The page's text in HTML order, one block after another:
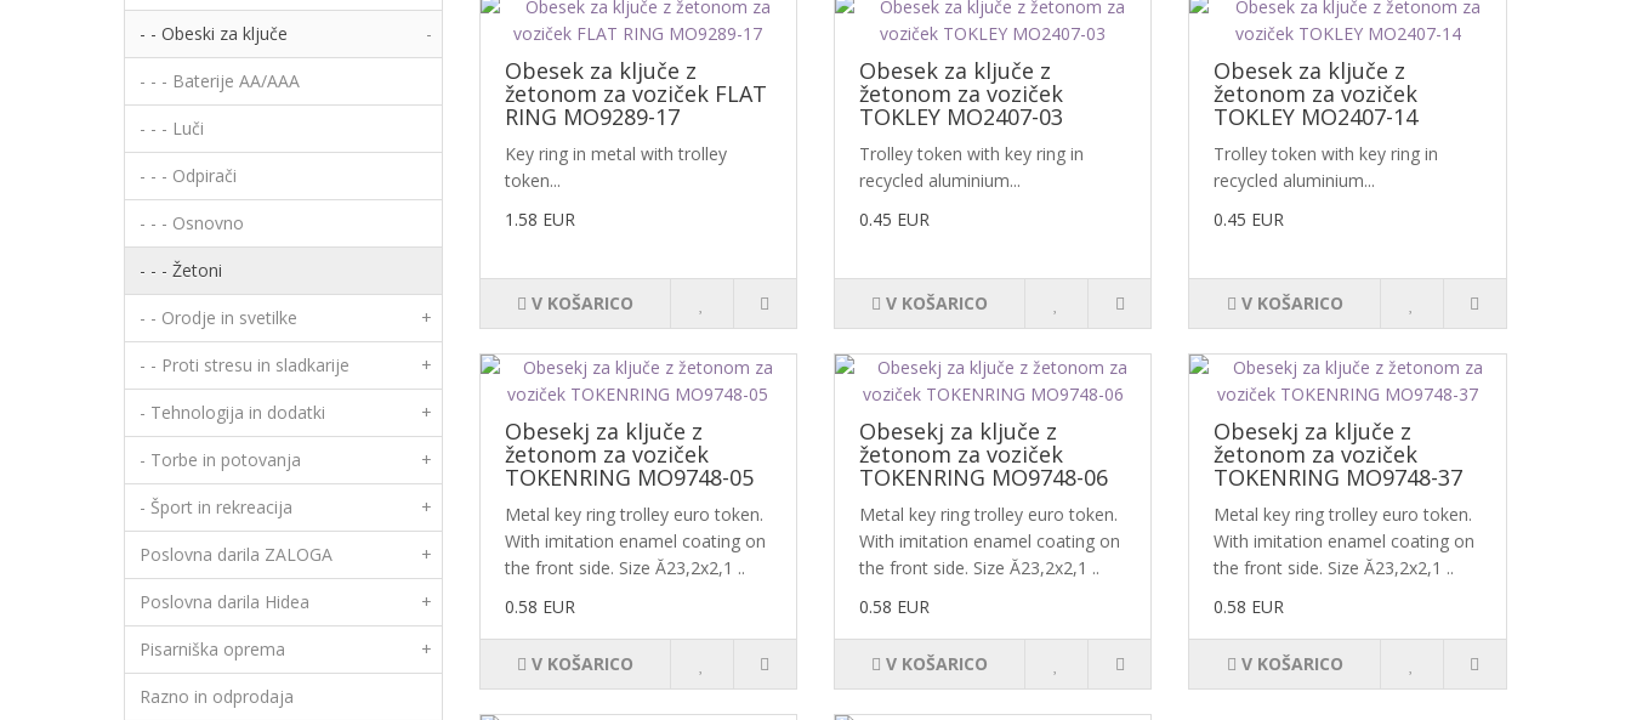
- - Obeski za ključe -
- - - Baterije AA/AAA
- - - Luči
- - - Odpirači
- - - Osnovno
- - - Žetoni
- - Orodje in svetilke +
- - Proti stresu in sladkarije +
- Tehnologija in dodatki +
- Torbe in potovanja +
- Šport in rekreacija +
Poslovna darila ZALOGA +
Poslovna darila Hidea +
Pisarniška oprema +
Razno in odprodaja
Obesek za ključe z
žetonom za voziček FLAT
RING MO9289-17
Key ring in metal with trolley
token...
1.58 EUR
V KOŠARICO
Obesek za ključe z
žetonom za voziček
TOKLEY MO2407-03
Trolley token with key ring in
recycled aluminium...
0.45 EUR
V KOŠARICO
Obesek za ključe z
žetonom za voziček
TOKLEY MO2407-14
Trolley token with key ring in
recycled aluminium...
0.45 EUR
V KOŠARICO
Obesekj za ključe z
žetonom za voziček
TOKENRING MO9748-05
Metal key ring trolley euro token.
With imitation enamel coating on
the front side. Size Ă23,2x2,1 ..
0.58 EUR
V KOŠARICO
Obesekj za ključe z
žetonom za voziček
TOKENRING MO9748-06
Metal key ring trolley euro token.
With imitation enamel coating on
the front side. Size Ă23,2x2,1 ..
0.58 EUR
V KOŠARICO
Obesekj za ključe z
žetonom za voziček
TOKENRING MO9748-37
Metal key ring trolley euro token.
With imitation enamel coating on
the front side. Size Ă23,2x2,1 ..
0.58 EUR
V KOŠARICO